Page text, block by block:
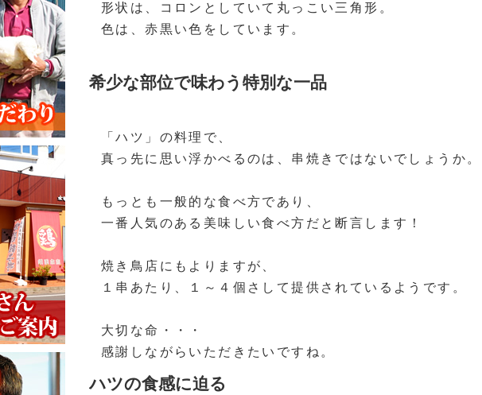
形状は、コロンとしていて丸っこい三角形。
色は、赤黒い色をしています。
希少な部位で味わう特別な一品
「ハツ」の料理で、
真っ先に思い浮かべるのは、串焼きではないでしょうか。
もっとも一般的な食べ方であり、
一番人気のある美味しい食べ方だと断言します！
焼き鳥店にもよりますが、
１串あたり、１～４個さして提供されているようです。
大切な命・・・
感謝しながらいただきたいですね。
ハツの食感に迫る